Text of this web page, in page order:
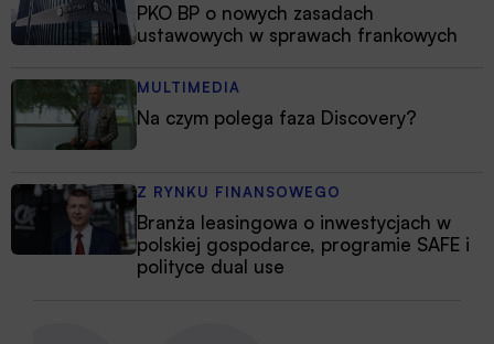
PKO BP o nowych zasadach
ustawowych w sprawach frankowych
MULTIMEDIA
Na czym polega faza Discovery?
Z RYNKU FINANSOWEGO
Branża leasingowa o inwestycjach w
polskiej gospodarce, programie SAFE i
polityce dual use